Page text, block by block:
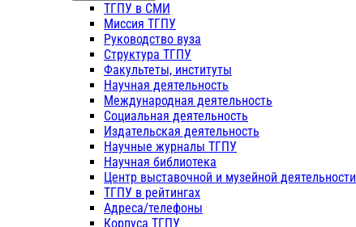
ТГПУ в СМИ
Миссия ТГПУ
Руководство вуза
Структура ТГПУ
Факультеты, институты
Научная деятельность
Международная деятельность
Социальная деятельность
Издательская деятельность
Научные журналы ТГПУ
Научная библиотека
Центр выставочной и музейной деятельности
ТГПУ в рейтингах
Адреса/телефоны
Корпуса ТГПУ